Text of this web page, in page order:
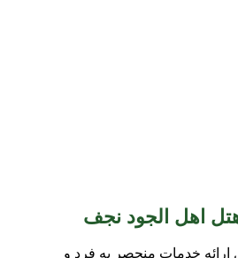
اهل الجود نجف
ارائه خدمات منحصر به فرد و